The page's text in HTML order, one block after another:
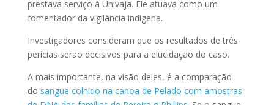
prestava serviço à Univaja. Ele atuava como um
fomentador da vigilância indígena.
Investigadores consideram que os resultados de três
perícias serão decisivos para a elucidação do caso.
A mais importante, na visão deles, é a comparação
do sangue colhido na canoa de Pelado com amostras